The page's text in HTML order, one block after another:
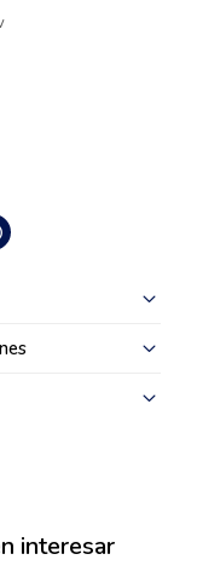
interesar